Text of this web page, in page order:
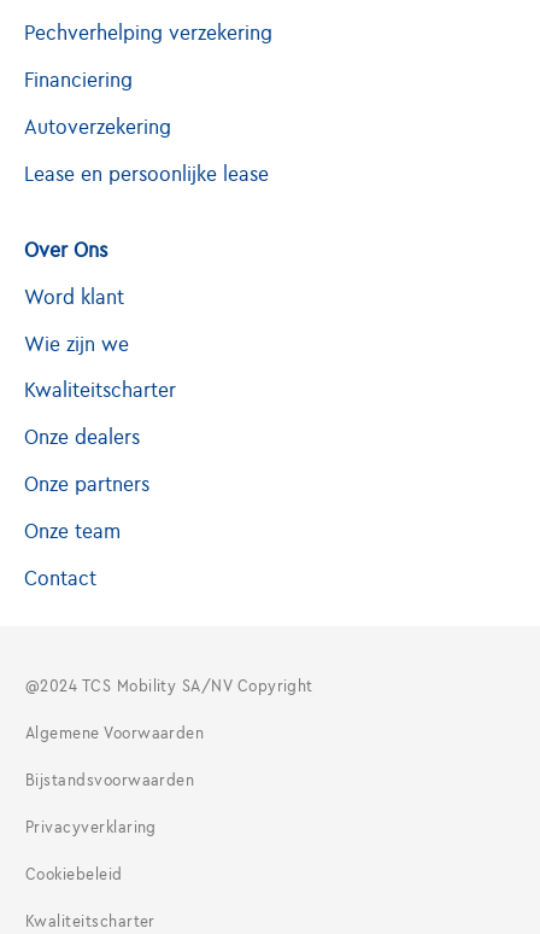
Pechverhelping verzekering
Financiering
Autoverzekering
Lease en persoonlijke lease
Over Ons
Word klant
Wie zijn we
Kwaliteitscharter
Onze dealers
Onze partners
Onze team
Contact
@2024 TCS Mobility SA/NV Copyright
Algemene Voorwaarden
Bijstandsvoorwaarden
Privacyverklaring
Cookiebeleid
Kwaliteitscharter